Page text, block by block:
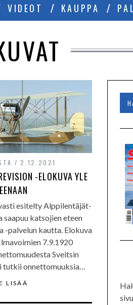
VIDEOT KAUPPA
2.12.2021
-ELOKUVA YLE
esitelty Alppilentäjät-
katsojien eteen
-palvelun kautta. Elokuva
7.9.1920
Sveitsin
tutkii onnettomuuksia…
LISÄÄ